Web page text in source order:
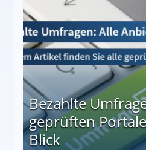
Bezahlte
geprüften
Blick